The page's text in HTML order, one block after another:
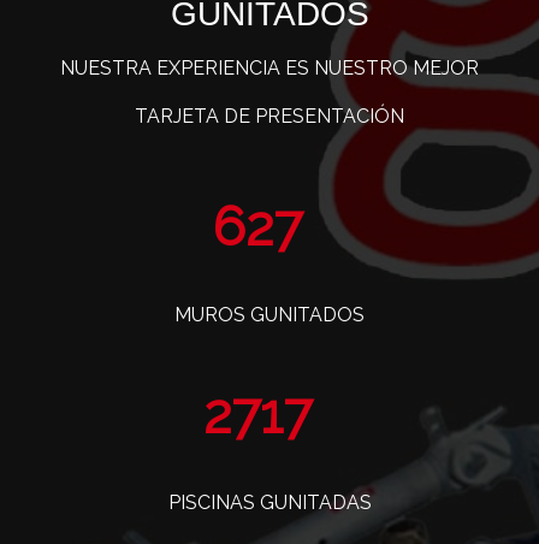
GUNITADOS
NUESTRA EXPERIENCIA ES NUESTRO MEJOR
TARJETA DE PRESENTACIÓN
765
MUROS GUNITADOS
3319
PISCINAS GUNITADAS